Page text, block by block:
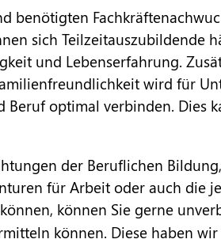
benötigten
sich Teilzeitauszubildende
und Lebenserfahrung.
wird für
optimal verbinden. Dies
der Beruflichen Bildung,
für Arbeit oder auch die
können Sie gerne
können. Diese haben